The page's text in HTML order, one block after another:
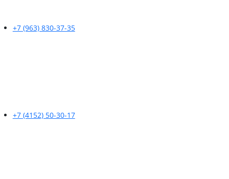
+7 (963) 830-37-35
+7 (4152) 50-30-17